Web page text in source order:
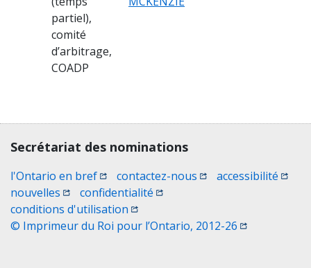
partiel),
comité
d’arbitrage,
COADP
Contact, terms, legal information
Secrétariat des nominations
l'Ontario en bref(Ouvrir une nouvelle fenêtre)
contactez-nous (Ouvrir une nouvelle
accessibilité
nouvelles (Ouvrir une nouvelle fenêtre)
confidentialité (Ouvrir une nouvelle fenêtre)
conditions d'utilisation (Ouvrir une nouvelle fenêtre)
© Imprimeur du Roi pour l’Ontario, 2012-26 (Ouvrir une